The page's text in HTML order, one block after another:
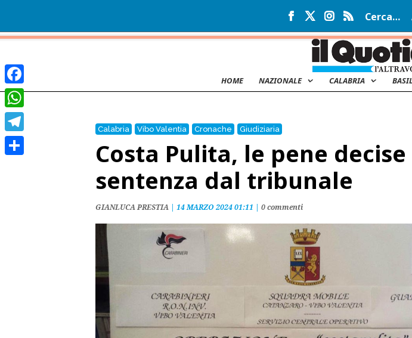
Cerca…
HOME NAZIONALE CALABRIA
Calabria Vibo Valentia Cronache Giudiziaria
Costa Pulita, le pene decise
sentenza dal tribunale
GIANLUCA PRESTIA | 14 MARZO 2024 01:11 | 0 commenti
Facebook
WhatsApp
Telegram